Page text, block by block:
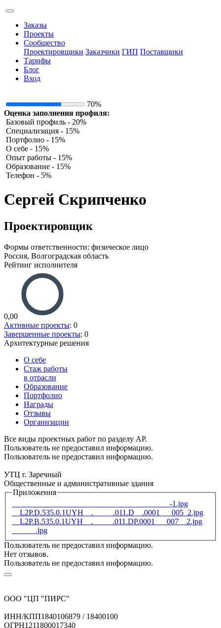
Заказы
Проекты
Сообщество
Проектировщики Заказчики ГИП Поставщики
Тарифы
Блог
Вход
70%
Оценка заполнения профиля:
Базовый профиль - 20%
Специализация - 15%
Портфолио - 15%
О себе - 15%
Опыт работы - 15%
Образование - 15%
Телефон - 5%
Сергей Скрипченко
Проектировщик
Формы ответственности: физическое лицо
Россия, Волгоградская область
Рейтинг исполнителя
0,00
Активные проекты: 0
Завершенные проекты: 0
Архитектурные решения
О себе
Стаж работы
в отрасли
Образование
Портфолио
Награды
Отзывы
Организации
Все виды проектных работ по разделу АР.
Пользователь не предоставил информацию.
Пользователь не предоставил информацию.
УТЦ г. Заречный
Общественные и административные здания
Приложения
________________________________________-1.jpg
__L2P.D.535.0.1UYH__._____.011.D__.0001___005_2.jpg
__L2P.B.535.0.1UYH__._____.011.DP.0001___007__2.jpg
______.jpg
Пользователь не предоставил информацию.
Нет отзывов.
Пользователь не предоставил информацию.
ООО "ЦП "ПИРС"
ИНН/КПП1840106879 / 18400100
ОГРН1211800017340